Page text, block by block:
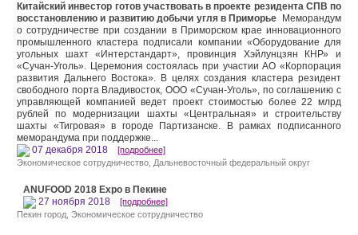
Китайский инвестор готов участвовать в проекте резидента СПВ по
восстановлению и развитию добычи угля в Приморье Меморандум
о сотрудничестве при создании в Приморском крае инновационного
промышленного кластера подписали компании «Оборудование для
угольных шахт «Интерстандарт», провинция Хэйлунцзян КНР» и
«Сучан-Уголь». Церемония состоялась при участии АО «Корпорация
развития Дальнего Востока». В целях создания кластера резидент
свободного порта Владивосток, ООО «Сучан-Уголь», по соглашению с
управляющей компанией ведет проект стоимостью более 22 млрд
рублей по модернизации шахты «Центральная» и строительству
шахты «Тигровая» в городе Партизанске. В рамках подписанного
меморандума при поддержке...
07 декабря 2018 [подробнее]
Экономическое сотрудничество Дальневосточный федеральный округ
ANUFOOD 2018 Expo в Пекине
27 ноября 2018 [подробнее]
Пекин город Экономическое сотрудничество